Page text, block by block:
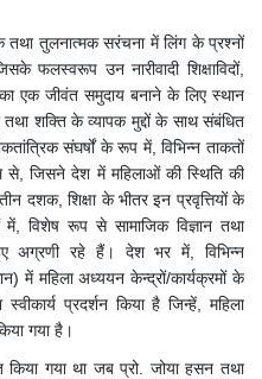
तुलनात्मक सरंचना में लिंग के प्रश्नों
फलस्वरूप उन नारीवादी शिक्षाविदों,
एक जीवंत समुदाय बनाने के लिए स्थान
शक्ति के व्यापक मुद्दों के साथ संबंधित
संघर्षों के रूप में, विभिन्न ताकतों
जिसने देश में महिलाओं की स्थिति की
दशक, शिक्षा के भीतर इन प्रवृत्तियों के
में, विशेष रूप से सामाजिक विज्ञान तथा
अग्रणी रहे हैं। देश भर में, विभिन्न
में महिला अध्ययन केन्द्रों/कार्यक्रमों के
प्रदर्शन किया है जिन्हें, महिला
गया है।
गया था जब प्रो. जोया हसन तथा